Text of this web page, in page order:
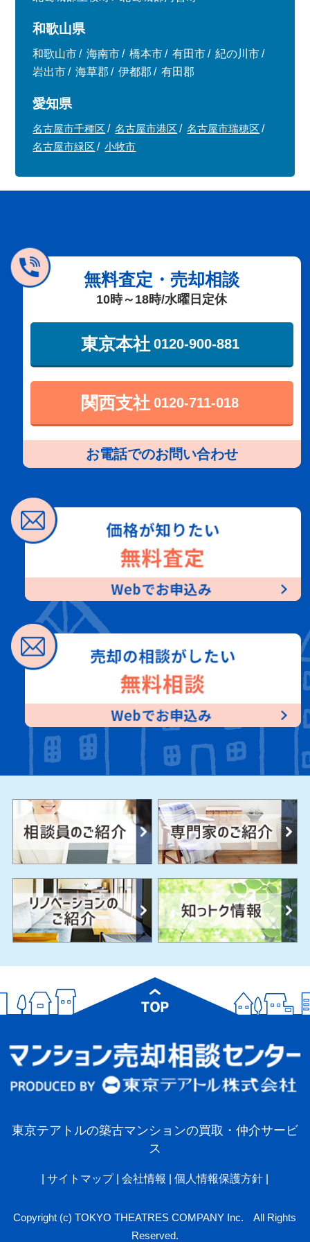
和歌山県
和歌山市 海南市 橋本市 有田市
紀の川市
岩出市
海草郡 伊都郡 有田郡
愛知県
名古屋市千種区 名古屋市港区
名古屋市瑞穂区
名古屋市緑区
小牧市
無料査定・売却相談
10時～18時/水曜日定休
東京本社 0120-900-881
関西支社 0120-711-018
お電話でのお問い合わせ
東京テアトルの築古マンションの買取・仲介サービ
ス
サイトマップ 会社情報 個人情報保護方針|
Copyright (c) TOKYO THEATRES COMPANY Inc. All Rights
Reserved.